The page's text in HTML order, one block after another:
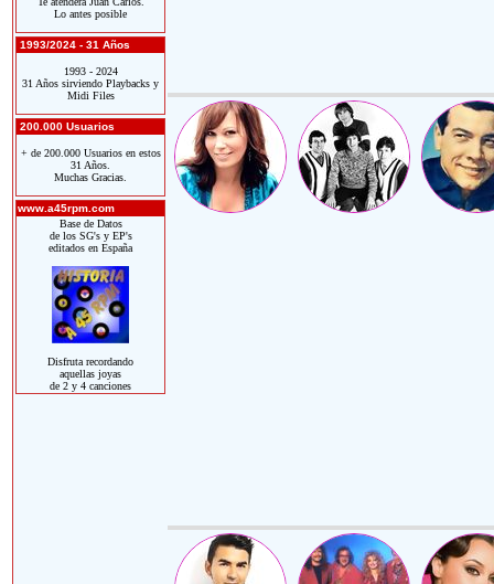
Lo antes posible
1993/2024 - 31 Años
1993 - 2024
31 Años sirviendo Playbacks y
Midi Files
200.000 Usuarios
+ de 200.000 Usuarios en estos
31 Años.
Muchas Gracias.
www.a45rpm.com
Base de Datos
de los SG's y EP's
editados en España
Disfruta recordando
aquellas joyas
de 2 y 4 canciones